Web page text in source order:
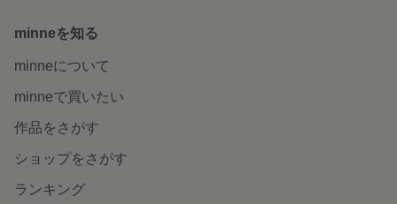
minneを知る
minneについて
minneで買いたい
作品をさがす
ショップをさがす
ランキング